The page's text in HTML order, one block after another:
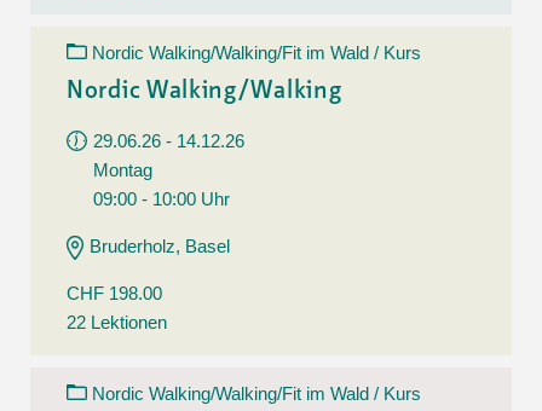
Nordic Walking/Walking/Fit im Wald / Kurs
Nordic Walking/Walking
29.06.26 - 14.12.26
Montag
09:00 - 10:00 Uhr
Bruderholz, Basel
CHF 198.00
22 Lektionen
Nordic Walking/Walking/Fit im Wald / Kurs